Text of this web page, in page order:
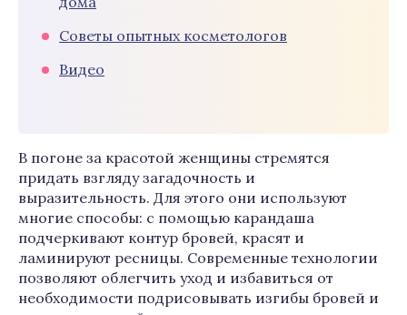
Советы опытных косметологов
Видео
В погоне за красотой женщины стремятся
придать взгляду загадочность и
выразительность. Для этого они используют
многие способы: с помощью карандаша
подчеркивают контур бровей, красят и
ламинируют ресницы. Современные технологии
позволяют облегчить уход и избавиться от
необходимости подрисовывать изгибы бровей и